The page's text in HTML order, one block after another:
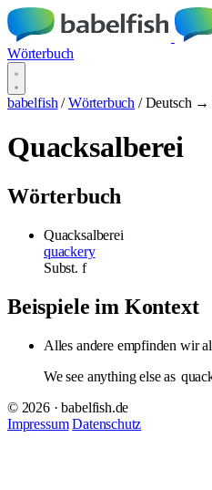
Wörterbuch
babelfish / Wörterbuch / Deutsch →
Quacksalberei
Wörterbuch
Quacksalberei
quackery
Subst. f
Beispiele im Kontext
Alles andere empfinden wir
We see anything else as
© 2026 · babelfish.de
Impressum Datenschutz